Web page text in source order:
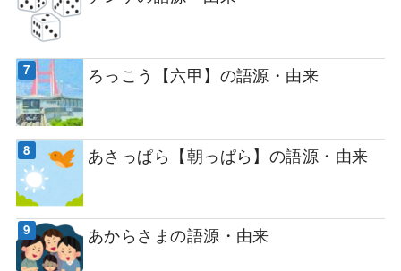
ろっこう【六甲】の語源・由来
あさっぱら【朝っぱら】の語源・由来
あからさまの語源・由来